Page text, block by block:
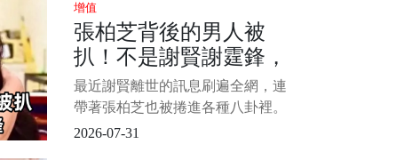
放屁與腸癌有什麼直接聯繫。 那麼
為什麼有些人會經常放屁？ 而腸癌
的警示信號又有哪些呢？ 今天我們
來簡單介紹一下： 1/6 為什麼有些
增值
張柏芝背後的男人被
扒！不是謝賢謝霆鋒，
而是64歲單身無子女的
他
最近謝賢離世的訊息刷遍全網，連
帶著張柏芝也被捲進各種八卦裡。
可沒人真的深挖過，她闖蕩娛樂圈
2026-07-31